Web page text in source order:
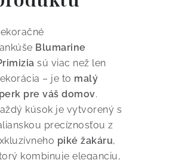
Blumarine
sú viac než len
– je to malý
pre váš domov.
kúsok je vytvorený s
precíznosťou z
piké žakáru,
kombinuje eleganciu,